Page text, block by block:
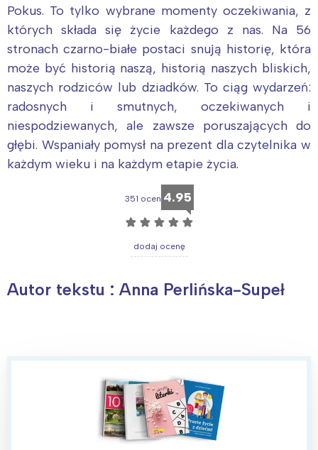
Pokus. To tylko wybrane momenty oczekiwania, z
których składa się życie każdego z nas. Na 56
stronach czarno-białe postaci snują historię, która
może być historią naszą, historią naszych bliskich,
naszych rodziców lub dziadków. To ciąg wydarzeń:
radosnych i smutnych, oczekiwanych i
niespodziewanych, ale zawsze poruszających do
głębi. Wspaniały pomysł na prezent dla czytelnika w
każdym wieku i na każdym etapie życia.
351 ocen 4.95
☆ ☆ ☆ ☆ ☆
dodaj ocenę
Autor tekstu : Anna Perlińska-Supeł